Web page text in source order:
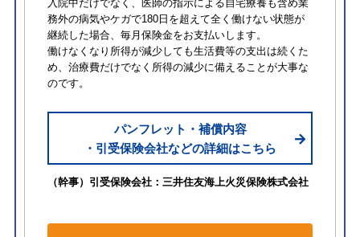
入院中だけでなく、医師の指示による自宅療養も含め業
務外の病気やケガで180日を超えて全く働けない状態が
継続した場合、毎月保険金をお支払いします。
働けなくなり所得が減少しても生活費等の支出は続くた
め、治療費だけでなく所得の減少に備えることが大事な
のです。
パンフレット・補償内容
・引受保険会社などの詳細はこちら
（幹事）引受保険会社：三井住友海上火災保険株式会社